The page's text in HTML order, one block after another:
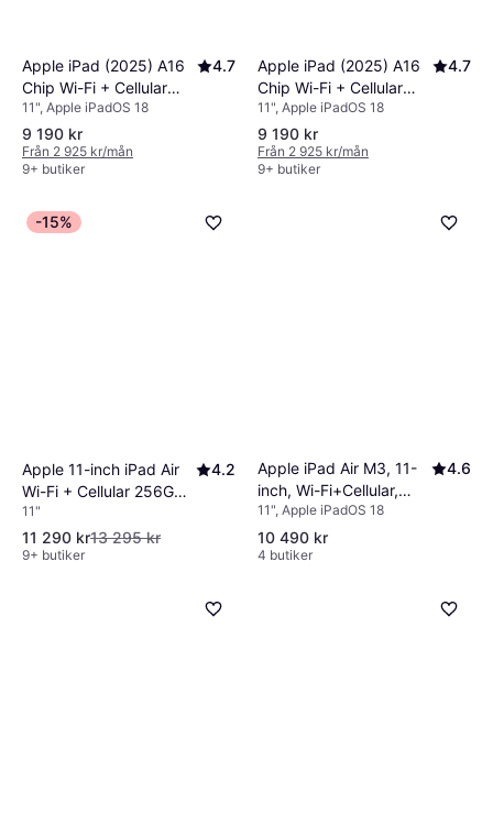
Apple iPad (2025) A16
Chip Wi-Fi + Cellular
256GB Pink
4.7
11", Apple iPadOS 18
9 190 kr
Från 2 925 kr/mån
9+ butiker
Apple iPad (2025) A16
Chip Wi-Fi + Cellular
256GB Blue
4.7
11", Apple iPadOS 18
9 190 kr
Från 2 925 kr/mån
9+ butiker
-15%
Apple 11-inch iPad Air
Wi-Fi + Cellular 256GB -
Purple (M4)
4.2
11"
11 290 kr13 295 kr
9+ butiker
Apple iPad Air M3, 11-
inch, Wi-Fi+Cellular,
256GB Purple
4.6
11", Apple iPadOS 18
10 490 kr
4 butiker